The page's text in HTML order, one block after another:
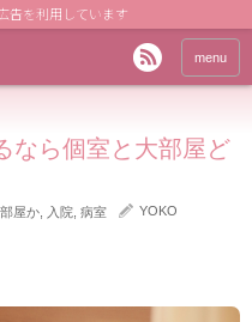
告を利用しています
menu
なら個室と大部屋ど
屋か 入院 病室 YOKO